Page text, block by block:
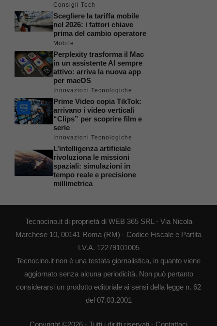
Consigli Tech
Scegliere la tariffa mobile
nel 2026: i fattori chiave
prima del cambio operatore
Mobile
Perplexity trasforma il Mac
in un assistente AI sempre
attivo: arriva la nuova app
per macOS
Innovazioni Tecnologiche
Prime Video copia TikTok:
arrivano i video verticali
“Clips” per scoprire film e
serie
Innovazioni Tecnologiche
L’intelligenza artificiale
rivoluziona le missioni
spaziali: simulazioni in
tempo reale e precisione
millimetrica
Tecnocino.it di proprietà di WEB 365 SRL - Via Nicola
Marchese 10, 00141 Roma (RM) - Codice Fiscale e Partita
I.V.A. 12279101005
Tecnocino.it non è una testata giornalistica, in quanto viene
aggiornato senza alcuna periodicità. Non può pertanto
considerarsi un prodotto editoriale ai sensi della legge n. 62
del 07.03.2001
Copyright ©2026 - Tutti i diritti riservati - Contattaci